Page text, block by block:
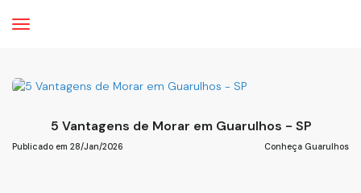
5 Vantagens de Morar em Guarulhos - SP
Publicado em 28/Jan/2026 Conheça Guarulhos